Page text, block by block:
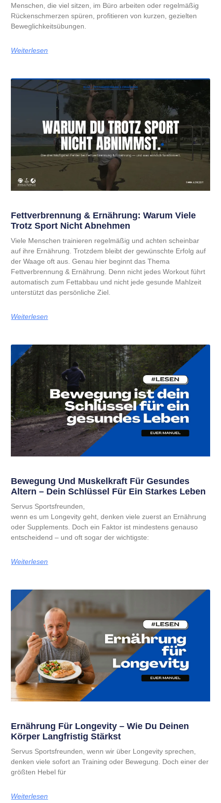
Menschen, die viel sitzen, im Büro arbeiten oder regelmäßig
Rückenschmerzen spüren, profitieren von kurzen, gezielten
Beweglichkeitsübungen.
Weiterlesen
Fettverbrennung & Ernährung: Warum Viele
Trotz Sport Nicht Abnehmen
Viele Menschen trainieren regelmäßig und achten scheinbar
auf ihre Ernährung. Trotzdem bleibt der gewünschte Erfolg auf
der Waage oft aus. Genau hier beginnt das Thema
Fettverbrennung & Ernährung. Denn nicht jedes Workout führt
automatisch zum Fettabbau und nicht jede gesunde Mahlzeit
unterstützt das persönliche Ziel.
Weiterlesen
Bewegung Und Muskelkraft Für Gesundes
Altern – Dein Schlüssel Für Ein Starkes Leben
Servus Sportsfreunden,
wenn es um Longevity geht, denken viele zuerst an Ernährung
oder Supplements. Doch ein Faktor ist mindestens genauso
entscheidend – und oft sogar der wichtigste:
Weiterlesen
Ernährung Für Longevity – Wie Du Deinen
Körper Langfristig Stärkst
Servus Sportsfreunden, wenn wir über Longevity sprechen,
denken viele sofort an Training oder Bewegung. Doch einer der
größten Hebel für
Weiterlesen